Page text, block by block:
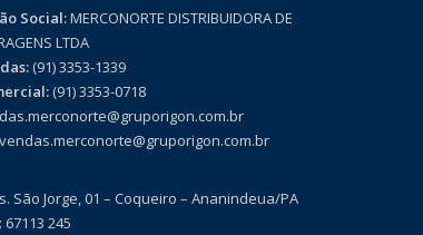
Social:MERCONORTE DISTRIBUIDORA DE
LTDA
(91) 3353-1339
(91) 3353-0718
São Jorge, 01 – Coqueiro – Ananindeua/PA
67113 245